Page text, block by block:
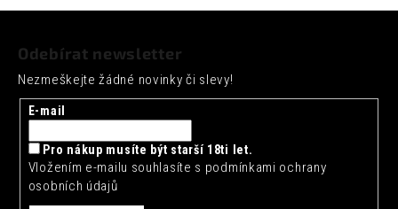
0,275L
52
Kč
Odebírat newsletter
Nezmeškejte žádné novinky či slevy!
E-mail
Pro nákup musíte být starší 18ti let.
Vložením e-mailu souhlasíte s podmínkami ochrany
osobních údajů